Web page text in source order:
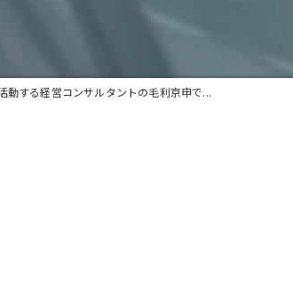
動する経営コンサルタントの毛利京申で...